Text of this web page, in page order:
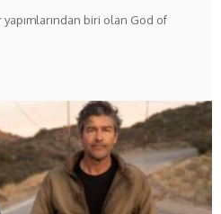
biri olan God of